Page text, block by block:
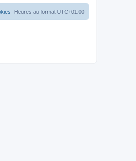
Heures au format UTC+01:00